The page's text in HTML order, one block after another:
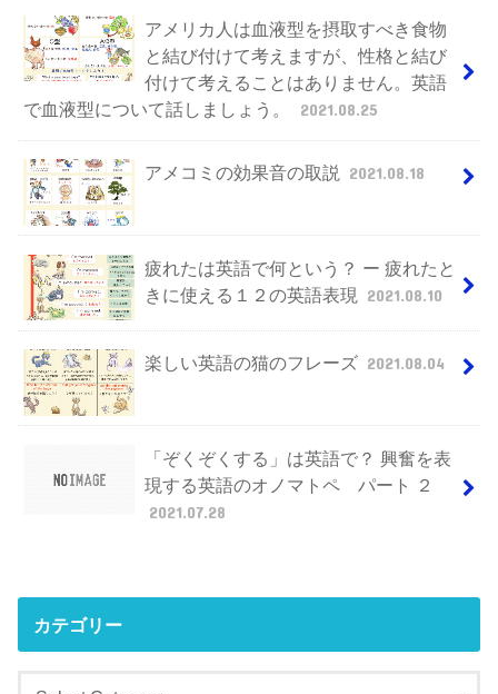
アメリカ人は血液型を摂取すべき食物
と結び付けて考えますが、性格と結び
付けて考えることはありません。英語
で血液型について話しましょう。
2021.08.25
アメコミの効果音の取説 2021.08.18
疲れたは英語で何という？ ー 疲れたと
きに使える１２の英語表現
2021.08.10
楽しい英語の猫のフレーズ 2021.08.04
「ぞくぞくする」は英語で？ 興奮を表
現する英語のオノマトペ パート ２
2021.07.28
カテゴリー